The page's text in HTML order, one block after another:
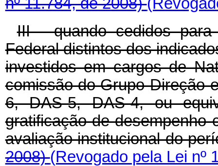
III - quando cedidos
Federal distintos dos
investidos em cargos de
comissão do Grupo-Direção
6, DAS-5, DAS-4, ou
gratificação de desempenho
avaliação institucional do
2008)(Revogado pela Lei nº